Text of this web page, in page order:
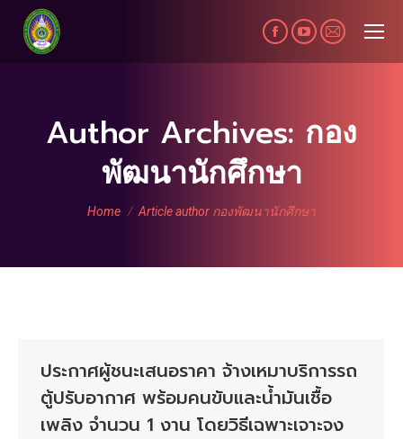
Facebook
page
new
window
YouTube
page
new
Mail
page
new
Author Archives: กอง
พัฒนานักศึกษา
You are here:
Home Article author กองพัฒนานักศึกษา
ประกาศผู้ชนะเสนอราคา จ้างเหมาบริการรถ
ตู้ปรับอากาศ พร้อมคนขับและน้ำมันเชื้อ
เพลิง จำนวน 1 งาน โดยวิธีเฉพาะเจาะจง